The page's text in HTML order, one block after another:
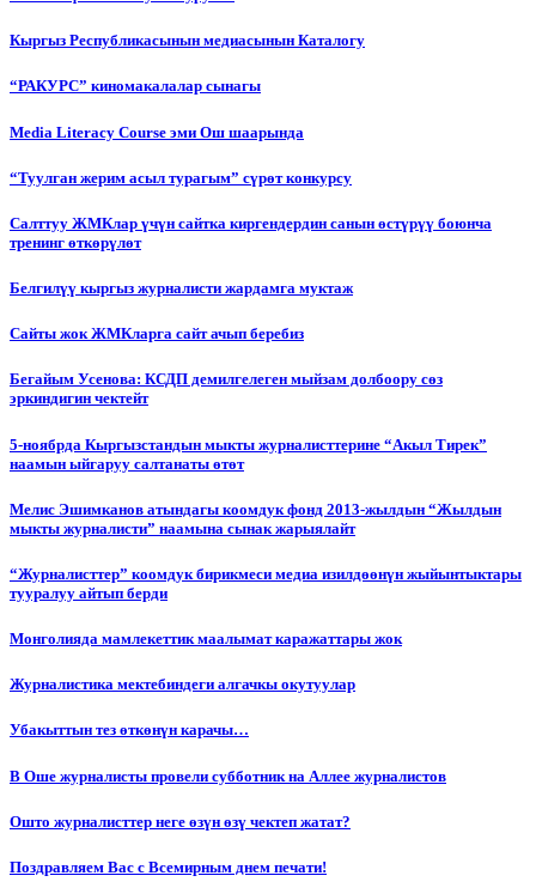
Кыргыз Республикасынын медиасынын Каталогу
“РАКУРС” киномакалалар сынагы
Media Literacy Сourse эми Ош шаарында
“Туулган жерим асыл турагым” сүрөт конкурсу
Салттуу ЖМКлар үчүн сайтка киргендердин санын өстүрүү боюнча
тренинг өткөрүлөт
Белгилүү кыргыз журналисти жардамга муктаж
Сайты жок ЖМКларга сайт ачып беребиз
Бегайым Усенова: КСДП демилгелеген мыйзам долбоору сөз
эркиндигин чектейт
5-ноябрда Кыргызстандын мыкты журналисттерине “Акыл Тирек”
наамын ыйгаруу салтанаты өтөт
Мелис Эшимканов атындагы коомдук фонд 2013-жылдын “Жылдын
мыкты журналисти” наамына сынак жарыялайт
“Журналисттер” коомдук бирикмеси медиа изилдөөнүн жыйынтыктары
тууралуу айтып берди
Монголияда мамлекеттик маалымат каражаттары жок
Журналистика мектебиндеги алгачкы окутуулар
Убакыттын тез өткөнүн карачы…
В Оше журналисты провели субботник на Аллее журналистов
Ошто журналисттер неге өзүн өзү чектеп жатат?
Поздравляем Вас с Всемирным днем печати!